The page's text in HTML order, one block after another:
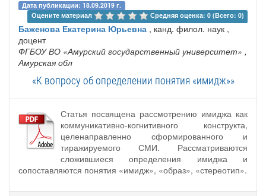
Дата публикации: 18.09.2019 г.
Оцените материал
Средняя оценка: 0 (Всего: 0)
Баженова Екатерина Юрьевна , канд. филол. наук ,
доцент
ФГБОУ ВО «Амурский государственный университет» ,
Амурская обл
«К вопросу об определении понятия «имидж»»
Статья посвящена рассмотрению имиджа как
коммуникативно-когнитивного конструкта,
целенаправленно сформированного и
тиражируемого СМИ. Рассматриваются
сложившиеся определения имиджа и
сопоставляются понятия «имидж», «образ», «стереотип».